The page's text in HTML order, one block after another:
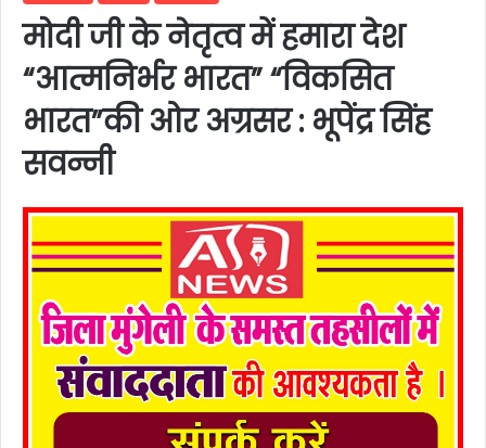
मोदी जी के नेतृत्व में हमारा देश
“आत्मनिर्भर भारत” “विकसित
भारत”की ओर अग्रसर : भूपेंद्र सिंह
सवन्नी